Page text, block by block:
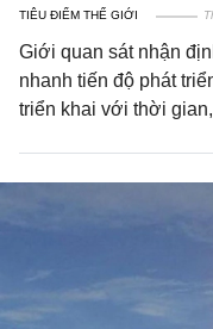
TIÊU ĐIỂM THẾ GIỚI
Giới quan sát nhận
nhanh tiến độ phát
triển khai với thời